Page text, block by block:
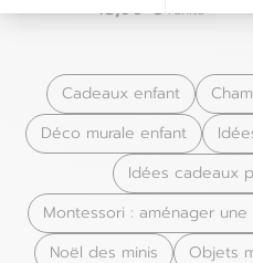
l'unité
Cadeaux enfant
Déco murale enfant
Idées cadeaux
Montessori : aménager
Noël des minis Objets